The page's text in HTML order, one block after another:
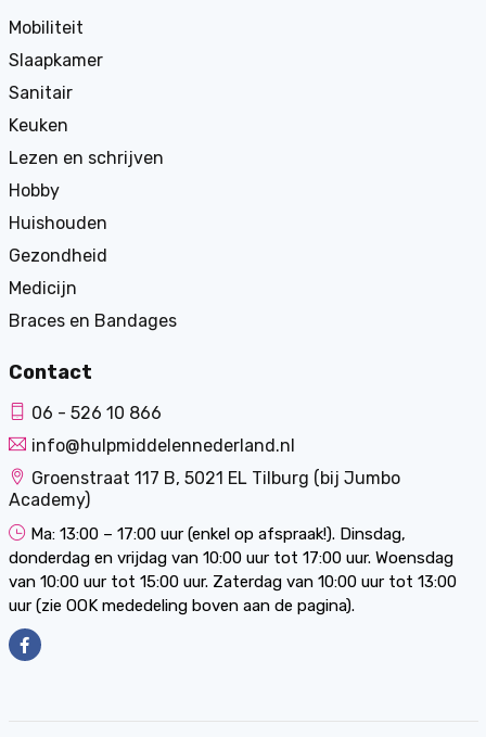
Mobiliteit
Slaapkamer
Sanitair
Keuken
Lezen en schrijven
Hobby
Huishouden
Gezondheid
Medicijn
Braces en Bandages
Contact
06 - 526 10 866
info@hulpmiddelennederland.nl
Groenstraat 117 B, 5021 EL Tilburg (bij Jumbo
Academy)
Ma: 13:00 – 17:00 uur (enkel op afspraak!). Dinsdag,
donderdag en vrijdag van 10:00 uur tot 17:00 uur. Woensdag
van 10:00 uur tot 15:00 uur. Zaterdag van 10:00 uur tot 13:00
uur (zie OOK mededeling boven aan de pagina).